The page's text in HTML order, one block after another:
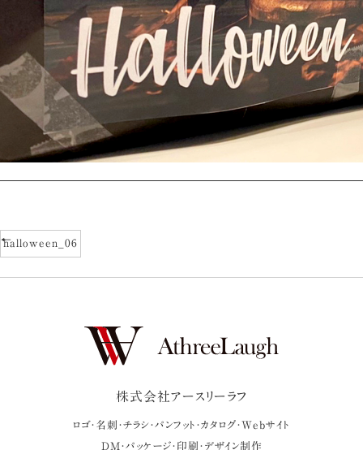
halloween_06
株式会社アースリーラフ
ロゴ・名刺・チラシ・パンフット・カタログ・Webサイト
DM・パッケージ・印刷・デザイン制作